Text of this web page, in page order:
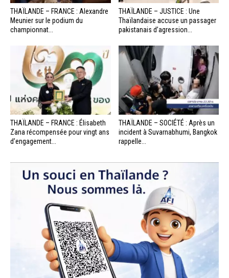
THAÏLANDE – FRANCE : Alexandre
Meunier sur le podium du
championnat...
THAÏLANDE – JUSTICE : Une
Thaïlandaise accuse un passager
pakistanais d’agression...
THAÏLANDE – FRANCE : Élisabeth
Zana récompensée pour vingt ans
d’engagement...
THAÏLANDE – SOCIÉTÉ : Après un
incident à Suvarnabhumi, Bangkok
rappelle...